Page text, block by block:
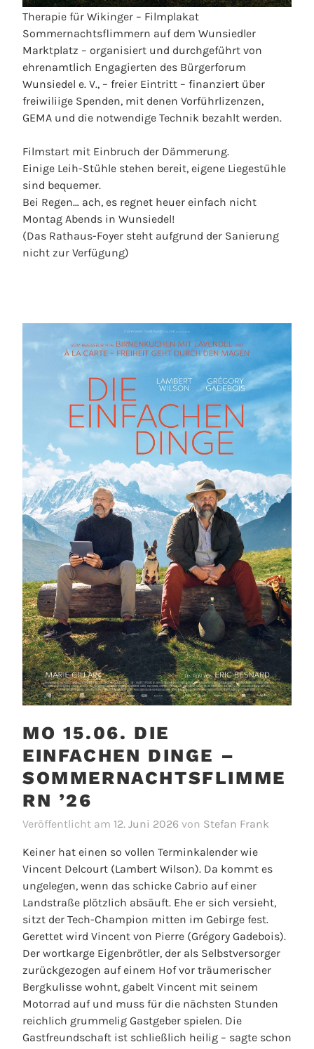
Therapie für Wikinger – Filmplakat
Sommernachtsflimmern auf dem Wunsiedler
Marktplatz – organisiert und durchgeführt von
ehrenamtlich Engagierten des Bürgerforum
Wunsiedel e. V., – freier Eintritt – finanziert über
freiwiliige Spenden, mit denen Vorführlizenzen,
GEMA und die notwendige Technik bezahlt werden.
Filmstart mit Einbruch der Dämmerung.
Einige Leih-Stühle stehen bereit, eigene Liegestühle
sind bequemer.
Bei Regen… ach, es regnet heuer einfach nicht
Montag Abends in Wunsiedel!
(Das Rathaus-Foyer steht aufgrund der Sanierung
nicht zur Verfügung)
MO 15.06. DIE
EINFACHEN DINGE –
SOMMERNACHTSFLIMME
RN ’26
Veröffentlicht am 12. Juni 2026 von Stefan Frank
Keiner hat einen so vollen Terminkalender wie
Vincent Delcourt (Lambert Wilson). Da kommt es
ungelegen, wenn das schicke Cabrio auf einer
Landstraße plötzlich absäuft. Ehe er sich versieht,
sitzt der Tech-Champion mitten im Gebirge fest.
Gerettet wird Vincent von Pierre (Grégory Gadebois).
Der wortkarge Eigenbrötler, der als Selbstversorger
zurückgezogen auf einem Hof vor träumerischer
Bergkulisse wohnt, gabelt Vincent mit seinem
Motorrad auf und muss für die nächsten Stunden
reichlich grummelig Gastgeber spielen. Die
Gastfreundschaft ist schließlich heilig – sagte schon